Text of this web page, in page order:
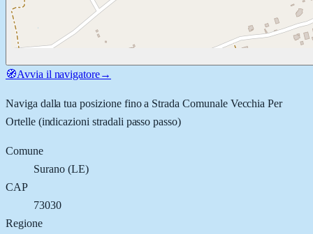
🧭Avvia il navigatore→
Naviga dalla tua posizione fino a Strada Comunale Vecchia Per
Ortelle(indicazioni stradali passo passo)
Comune
Surano(LE)
CAP
73030
Regione